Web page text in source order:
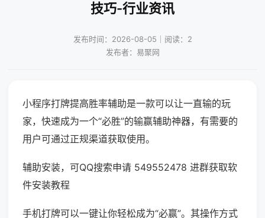
技巧-行业资讯
发布时间：2026-08-05｜阅读：2
发布者：易聚网
小程序打牌提高胜率辅助是一款可以让一直输的玩
家，快速成为一个“必胜”的输赢辅助神器，有需要的
用户可通过正规渠道获取使用。
辅助安装，可QQ搜索申请 549552478 进群获取软
件安装教程
手机打牌可以一键让你轻松成为“必赢”。其操作方式